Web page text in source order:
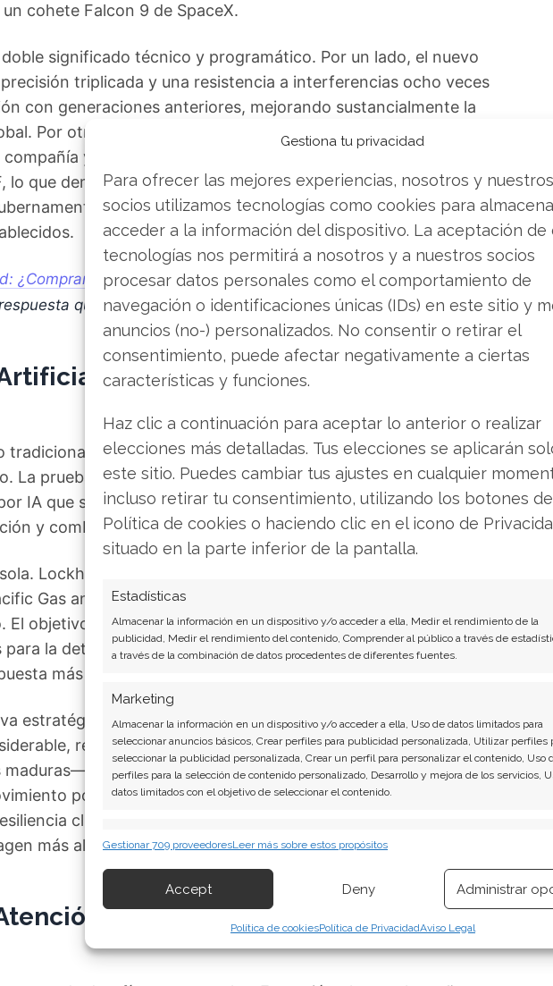
Gestiona tu privacidad
Para ofrecer las mejores experiencias, nosotros y nuestros
socios utilizamos tecnologías como cookies para
acceder a la información del dispositivo. La aceptación de
tecnologías nos permitirá a nosotros y a nuestros socios
procesar datos personales como el comportamiento de
navegación o identificaciones únicas (IDs) en este sitio y
anuncios (no-) personalizados. No consentir o retirar el
consentimiento, puede afectar negativamente a ciertas
características y funciones.
Haz clic a continuación para aceptar lo anterior o realizar
elecciones más detalladas. Tus elecciones se aplicarán
este sitio. Puedes cambiar tus ajustes en cualquier
incluso retirar tu consentimiento, utilizando los botones
Política de cookies o haciendo clic en el icono de
situado en la parte inferior de la pantalla.
Estadísticas
Almacenar la información en un dispositivo y/o acceder a ella, Medir el rendimiento de la
publicidad, Medir el rendimiento del contenido, Comprender al público a través de
a través de la combinación de datos procedentes de diferentes fuentes.
Marketing
Almacenar la información en un dispositivo y/o acceder a ella, Uso de datos limitados para
seleccionar anuncios básicos, Crear perfiles para publicidad personalizada, Utilizar perfiles
seleccionar la publicidad personalizada, Crear un perfil para personalizar el contenido, Uso
perfiles para la selección de contenido personalizado, Desarrollo y mejora de los servicios,
datos limitados con el objetivo de seleccionar el contenido.
información transmitida de forma automática.
Garantizar la seguridad, evitar y detectar fraudes, y eliminar
fallos, Ofrecer y presentar publicidad y contenido, Guardar y
Gestionar 709 proveedoresLeer más sobre estos propósitos
Accept Deny Administrar
Política de cookiesPolítica de PrivacidadAviso Legal
cohete Falcon 9 de SpaceX.
significado técnico y programático. Por un lado, el nuevo
triplicada y una resistencia a interferencias ocho veces
con generaciones anteriores, mejorando sustancialmente la
Por otro, este lanzamiento representa la casi culminación del
compañía ya está en transición hacia la siguiente generación,
lo que demuestra a los inversores su capacidad para ejecutar y
de larga duración dentro de los plazos y
¿Comprar, mantener o vender? Descarga gratuita de tu análisis de
que andabas buscando.
con Fines Civiles: Nace
tradicional de defensa, Lockheed Martin está ampliando su
La prueba más clara es la creación de "Emberpoint", una empresa
IA que se dedicará a la gestión de riesgos naturales, con especial
y combate de incendios forestales.
Lockheed Martin ha reunido a socios de peso: la empresa de
Gas and Electric (PG&E), el proveedor de software Salesforce y
El objetivo del consorcio es emplear inteligencia artificial y
la detección temprana de incendios, una mejor modelización
más rápida.
estratégica, Emberpoint trasciende un mero experimento. Con
representa un esfuerzo deliberado por transferir
maduras—en sensórica, análisis de datos y automatización—al
posiciona a la corporación en el creciente mercado de
climática y la protección de infraestructuras,
más allá de la defensa.
Cadena de Suministro y Contexto